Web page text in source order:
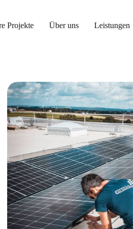
Projekte Über uns Leistungen